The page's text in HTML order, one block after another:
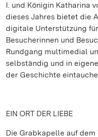
I. und Königin Katharina
dieses Jahres bietet die
digitale Unterstützung
Besucherinnen und
Rundgang multimedial
selbständig und in
der Geschichte
EIN ORT DER LIEBE
Die Grabkapelle auf